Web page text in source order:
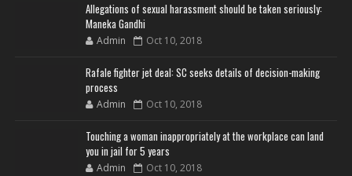
Allegations of sexual harassment should be taken seriously:
Maneka Gandhi
Admin Oct 10, 2018
Rafale fighter jet deal: SC seeks details of decision-making
process
Admin Oct 10, 2018
Touching a woman inappropriately at the workplace can land
you in jail for 5 years
Admin Oct 10, 2018